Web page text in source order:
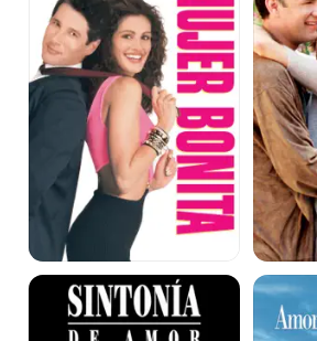
Sintonía
Amor
segunda
vista